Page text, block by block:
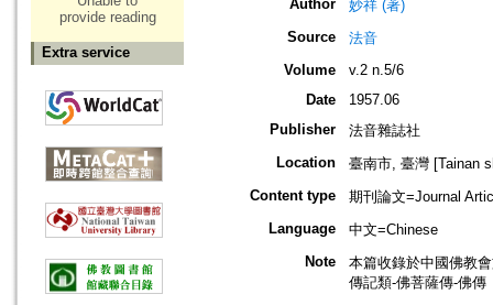
provide reading
Extra service
Author
妙祥 (著)
Source
法音
Volume
v.2 n.5/6
Date
1957.06
Publisher
法音雜誌社
Location
臺南市, 臺灣 [Tainan
Content type
期刊論文=Journal
Language
中文=Chinese
Note
本篇收錄於中國佛教
傳記類-佛菩薩傳-佛傳